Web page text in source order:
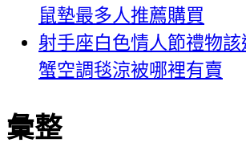
鼠墊最多人推薦購買
射手座白色情人節禮物
蟹空調毯涼被哪裡有賣
彙整